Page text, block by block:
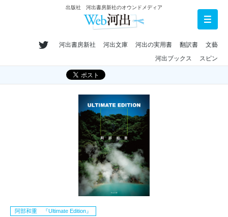
出版社 河出書房新社のオウンドメディア
河出書房新社 河出文庫 河出の実用書 翻訳書
文藝
河出ブックス
スピン
阿部和重 『Ultimate Edition』